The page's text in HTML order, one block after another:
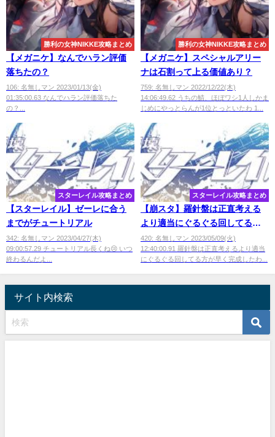
勝利の女神NIKKE攻略まとめ
【メガニケ】なんでハラン評価
落ちたの？
106: 名無しマン 2023/01/13(金)
01:35:00.63 なんでハラン評価落ちた
の？...
勝利の女神NIKKE攻略まとめ
【メガニケ】スペシャルアリー
ナは石割って上る価値あり？
759: 名無しマン 2022/12/22(木)
14:06:49.62 うちの鯖、ほぼワシ1人しかま
じめにやっとらんが1位とっといたわ 1...
スターレイル攻略まとめ
【スターレイル】ゼーレに合う
までがチュートリアル
342: 名無しマン 2023/04/27(木)
09:00:57.29 チュートリアル長くね😢 いつ
終わるんだよ...
スターレイル攻略まとめ
【崩スタ】羅針盤は正直考える
より適当にぐるぐる回してる方
が早く完成する
420: 名無しマン 2023/05/09(火)
12:40:00.91 羅針盤は正直考えるより適当
にぐるぐる回してる方が早く完成したわ...
サイト内検索